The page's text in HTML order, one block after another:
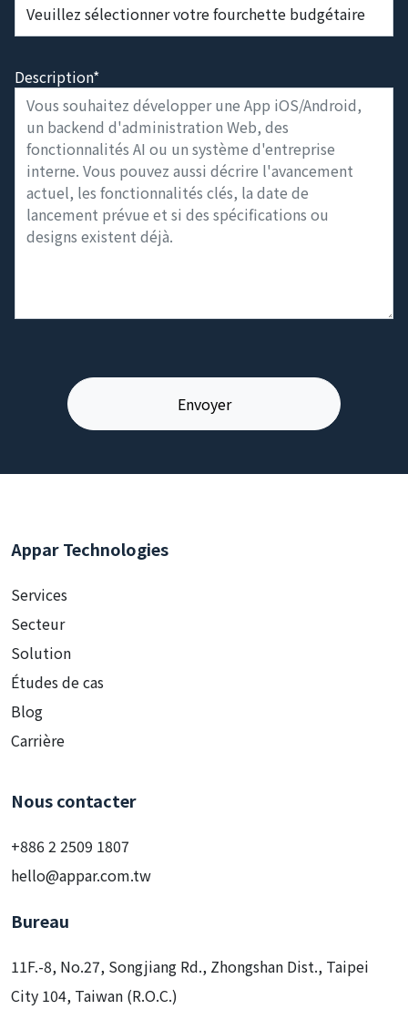
Fourchette budgétaire* (USD)
Description*
Services
Secteur
Solution
Études de cas
Blog
+886 2 2509 1807
11F.-8, No.27, Songjiang Rd., Zhongshan Dist., Taipei